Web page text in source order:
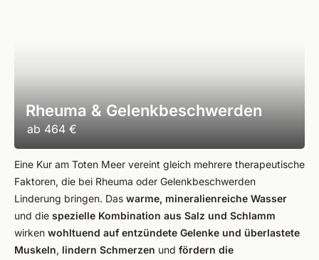
Rheuma & Gelenkbeschwerden
ab 464 €
Eine Kur am Toten Meer vereint gleich mehrere therapeutische
Faktoren, die bei Rheuma oder Gelenkbeschwerden
Linderung bringen. Das warme, mineralienreiche Wasser
und die spezielle Kombination aus Salz und Schlamm
wirken wohltuend auf entzündete Gelenke und überlastete
Muskeln, lindern Schmerzen und fördern die